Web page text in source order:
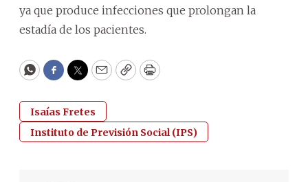
ya que produce infecciones que prolongan la
estadía de los pacientes.
WhatsApp
Facebook
Twitter
EmailCopyPrint
Isaías Fretes
Instituto de Previsión Social (IPS)